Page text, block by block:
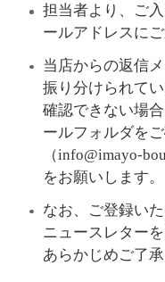
担当者より、ご
ールアドレスに
当店からの返信
振り分けられて
確認できない場
ールフォルダを
（info@imayo-
をお願いします。
なお、ご登録い
ニュースレター
あらかじめご了承